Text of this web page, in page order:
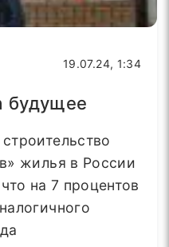
19.07.24, 1:34
будущее
жилья в России
на 7 процентов